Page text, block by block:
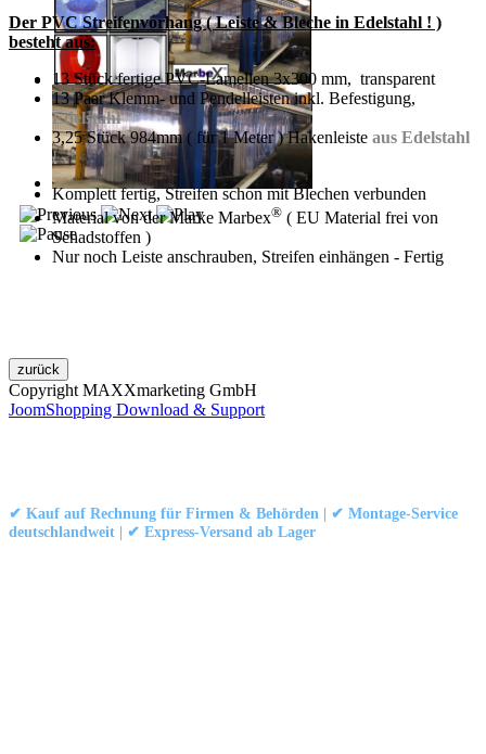
Der PVC Streifenvorhang ( Leiste & Bleche in Edelstahl ! )
besteht aus:
13 Stück fertige PVC-Lamellen 3x300 mm, transparent
13 Paar Klemm- und Pendelleisten inkl. Befestigung,
Edelstahl
3,25 Stück 984mm ( für 1 Meter ) Hakenleiste aus Edelstahl
!
Komplett fertig, Streifen schon mit Blechen verbunden
Material von der Marke Marbex® ( EU Material frei von
Schadstoffen )
Nur noch Leiste anschrauben, Streifen einhängen - Fertig
Copyright MAXXmarketing GmbH
JoomShopping Download & Support
✔ Kauf auf Rechnung für Firmen & Behörden | ✔ Montage-Service
deutschlandweit | ✔ Express-Versand ab Lager